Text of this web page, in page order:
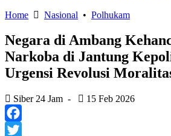
Home
Nasional • Polhukam
Negara di Ambang
Narkoba di Jantung
Urgensi Revolusi
Siber 24 Jam - 15 Feb 2026
Facebook